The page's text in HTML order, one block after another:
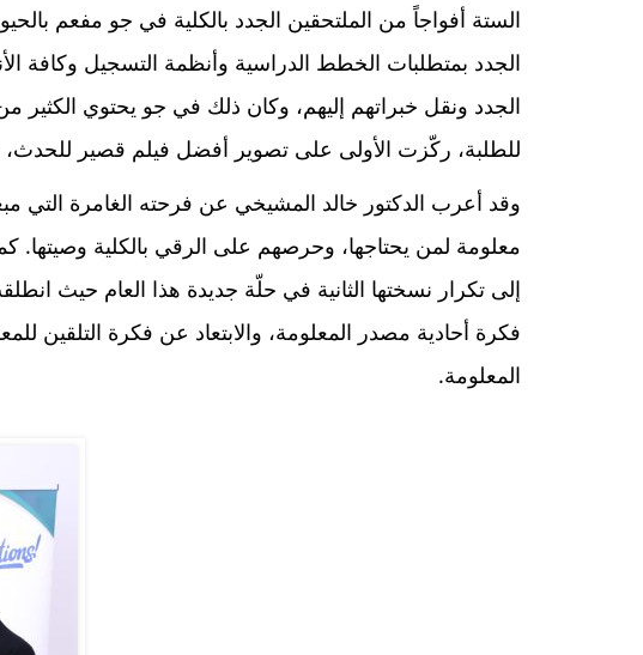
الستة أفواجاً من الملتحقين الجدد بالكلية في جو مفعم
الجدد بمتطلبات الخطط الدراسية وأنظمة التسجيل وكافة
الجدد ونقل خبراتهم إليهم، وكان ذلك في جو يحتوي الكثير
للطلبة، ركّزت الأولى على تصوير أفضل فيلم قصير للحدث،
وقد أعرب الدكتور خالد المشيخي عن فرحته الغامرة التي
معلومة لمن يحتاجها، وحرصهم على الرقي بالكلية وصيتها.
إلى تكرار نسختها الثانية في حلّة جديدة هذا العام حيث
فكرة أحادية مصدر المعلومة، والابتعاد عن فكرة التلقين
المعلومة.